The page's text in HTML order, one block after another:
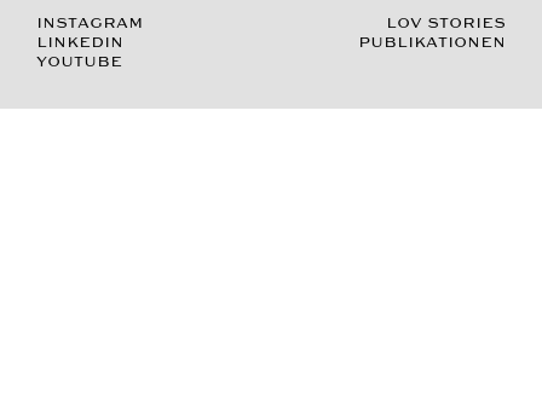
INSTAGRAM
LINKEDIN
YOUTUBE
LOV STORIES
PUBLIKATIONEN